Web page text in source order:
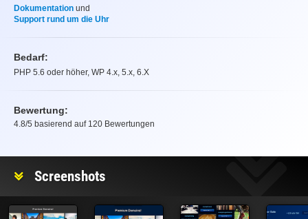
Dokumentation und
Support rund um die Uhr
Bedarf:
PHP 5.6 oder höher, WP 4.x, 5.x, 6.X
Bewertung:
4.8/5 basierend auf 120 Bewertungen
Screenshots